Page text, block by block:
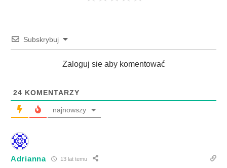
Subskrybuj
Zaloguj sie aby komentować
24 KOMENTARZY
najnowszy
Adrianna 13 lat temu